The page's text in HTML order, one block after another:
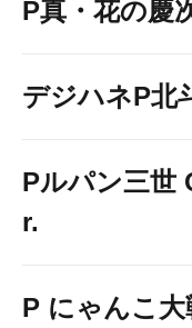
P真・花の慶
デジハネP北
Pルパン三世
r.
P にゃんこ